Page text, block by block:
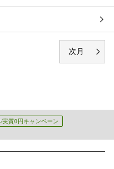
実質0円キャンペーン